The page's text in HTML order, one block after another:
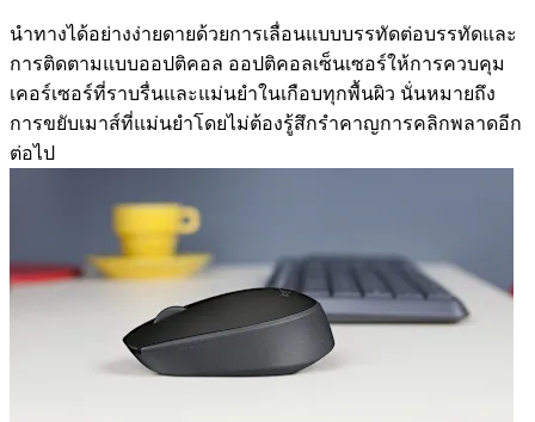
นำทางได้อย่างง่ายดายด้วยการเลื่อนแบบบรรทัดต่อบรรทัดและ
การติดตามแบบออปติคอล ออปติคอลเซ็นเซอร์ให้การควบคุม
เคอร์เซอร์ที่ราบรื่นและแม่นยำในเกือบทุกพื้นผิว นั่นหมายถึง
การขยับเมาส์ที่แม่นยำโดยไม่ต้องรู้สึกรำคาญการคลิกพลาดอีก
ต่อไป